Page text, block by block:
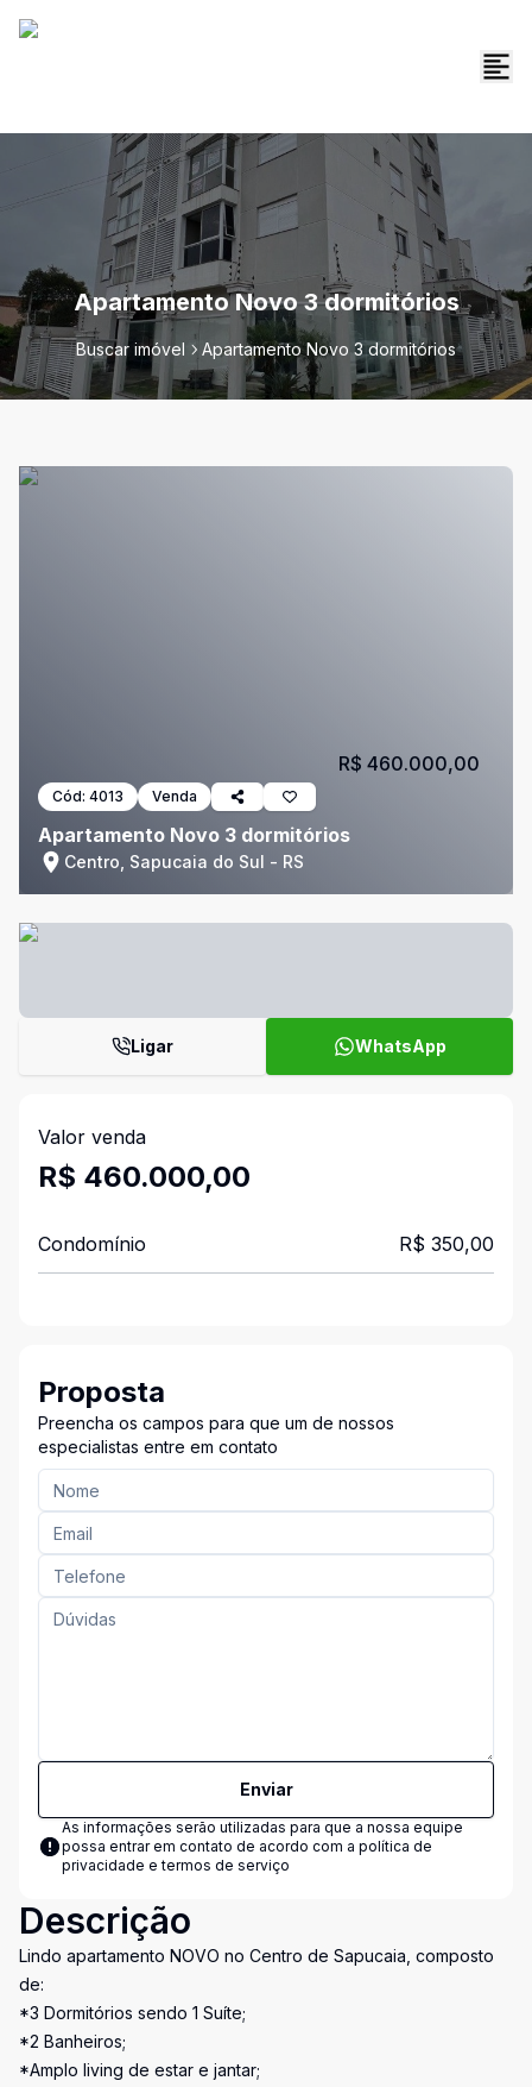
Apartamento Novo 3 dormitórios
Buscar imóvel Apartamento Novo 3 dormitórios
Cód: 4013 Venda
Apartamento Novo 3 dormitórios
Centro, Sapucaia do Sul - RS
R$ 460.000,00
Ligar WhatsApp
Valor venda
R$ 460.000,00
Condomínio R$ 350,00
Proposta
Preencha os campos para que um de nossos
especialistas entre em contato
Enviar
As informações serão utilizadas para que a nossa equipe
possa entrar em contato de acordo com a política de
privacidade e termos de serviço
Descrição
Lindo apartamento NOVO no Centro de Sapucaia, composto
de:
*3 Dormitórios sendo 1 Suíte;
*2 Banheiros;
*Amplo living de estar e jantar;